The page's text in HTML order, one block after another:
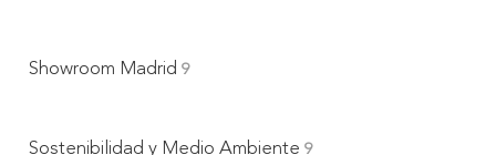
Showroom Madrid 9
Sostenibilidad y Medio Ambiente 9